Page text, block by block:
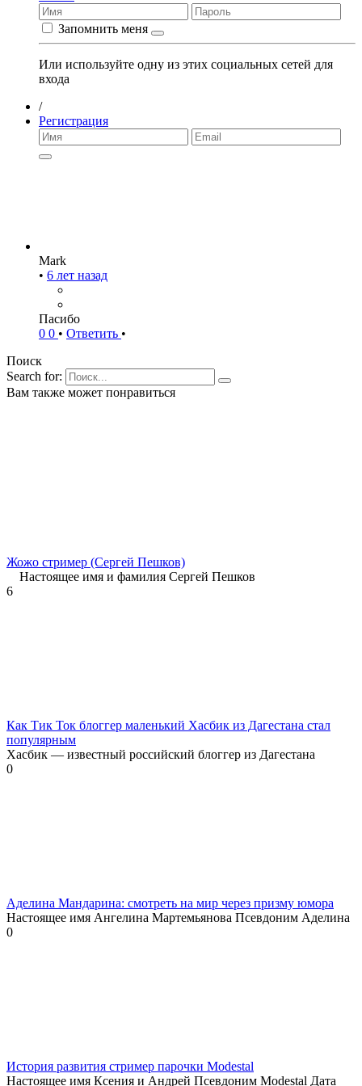
Запомнить меня
Или используйте одну из этих социальных сетей для
входа
/
Регистрация
Mark
• 6 лет назад
Пасибо
0 0 • Ответить •
Поиск
Search for:
Вам также может понравиться
Жожо стример (Сергей Пешков)
Настоящее имя и фамилия Сергей Пешков
6
Как Тик Ток блоггер маленький Хасбик из Дагестана стал
популярным
Хасбик — известный российский блоггер из Дагестана
0
Аделина Мандарина: смотреть на мир через призму юмора
Настоящее имя Ангелина Мартемьянова Псевдоним Аделина
0
История развития стример парочки Modestal
Настоящее имя Ксения и Андрей Псевдоним Modestal Дата